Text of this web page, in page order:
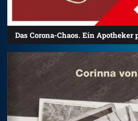
Das Corona-Chaos. Ein Apotheker